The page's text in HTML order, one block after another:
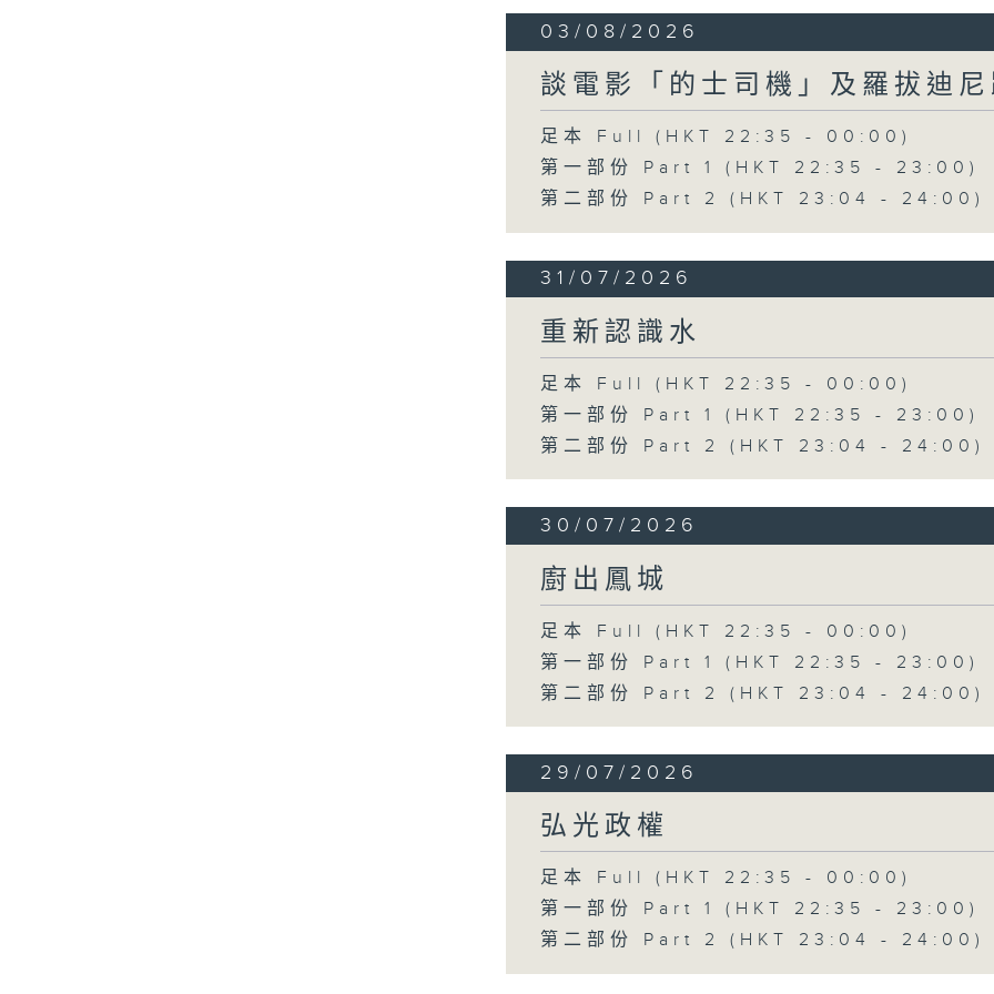
03/08/2026
談電影「的士司機」及羅拔迪
足本 Full (HKT 22:35 - 00:00)
第一部份 Part 1 (HKT 22:35 - 23:00)
第二部份 Part 2 (HKT 23:04 - 24:00)
31/07/2026
重新認識水
足本 Full (HKT 22:35 - 00:00)
第一部份 Part 1 (HKT 22:35 - 23:00)
第二部份 Part 2 (HKT 23:04 - 24:00)
30/07/2026
廚出鳳城
足本 Full (HKT 22:35 - 00:00)
第一部份 Part 1 (HKT 22:35 - 23:00)
第二部份 Part 2 (HKT 23:04 - 24:00)
29/07/2026
弘光政權
足本 Full (HKT 22:35 - 00:00)
第一部份 Part 1 (HKT 22:35 - 23:00)
第二部份 Part 2 (HKT 23:04 - 24:00)